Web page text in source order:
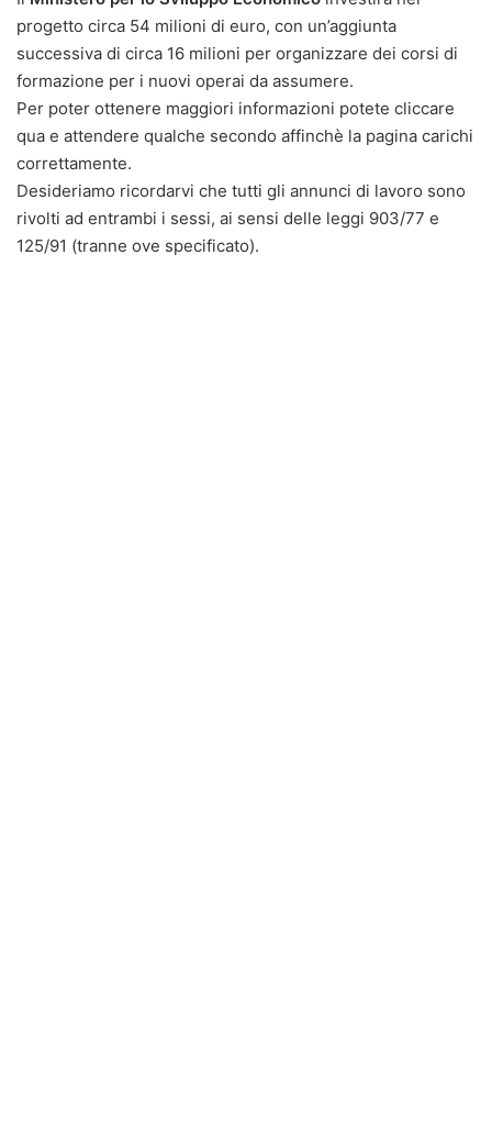
progetto circa 54 milioni di euro, con un’aggiunta
successiva di circa 16 milioni per organizzare dei corsi di
formazione per i nuovi operai da assumere.
Per poter ottenere maggiori informazioni potete cliccare
qua e attendere qualche secondo affinchè la pagina carichi
correttamente.
Desideriamo ricordarvi che tutti gli annunci di lavoro sono
rivolti ad entrambi i sessi, ai sensi delle leggi 903/77 e
125/91 (tranne ove specificato).